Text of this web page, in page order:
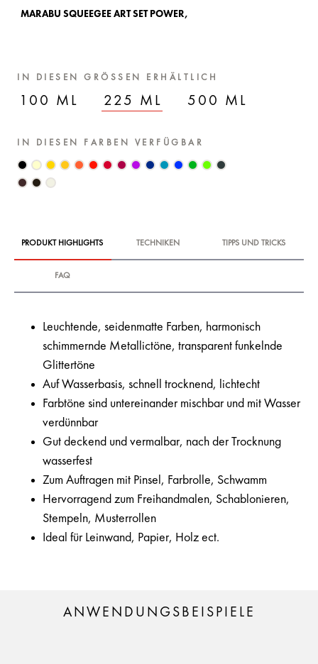
MARABU SQUEEGEE ART SET POWER,
IN DIESEN GRÖSSEN ERHÄLTLICH
100 ML 225 ML 500 ML
IN DIESEN FARBEN VERFÜGBAR
PRODUKT HIGHLIGHTS TECHNIKEN TIPPS UND TRICKS
FAQ
Leuchtende, seidenmatte Farben, harmonisch
schimmernde Metallictöne, transparent funkelnde
Glittertöne
Auf Wasserbasis, schnell trocknend, lichtecht
Farbtöne sind untereinander mischbar und mit Wasser
verdünnbar
Gut deckend und vermalbar, nach der Trocknung
wasserfest
Zum Auftragen mit Pinsel, Farbrolle, Schwamm
Hervorragend zum Freihandmalen, Schablonieren,
Stempeln, Musterrollen
Ideal für Leinwand, Papier, Holz ect.
ANWENDUNGSBEISPIELE